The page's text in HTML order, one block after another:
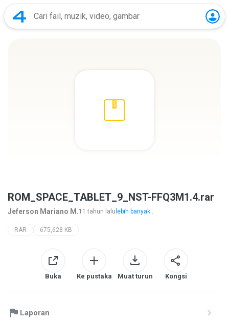
ROM_SPACE_TABLET_9_NST-FFQ3M1.4.rar
Jeferson Mariano M.11 tahun lalu lebih banyak...
RAR 675,628 KB
Buka Ke pustaka Muat turun Kongsi
Laporan